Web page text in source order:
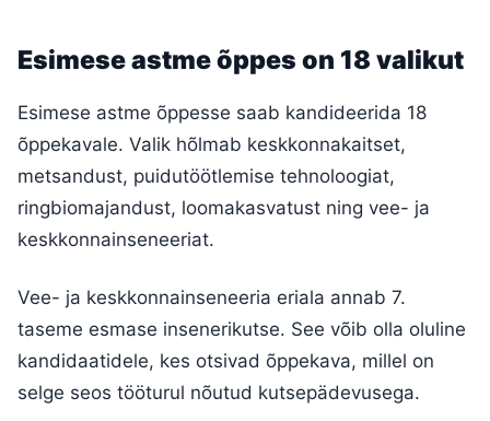
Esimese astme õppes on 18 valikut
Esimese astme õppesse saab kandideerida 18
õppekavale. Valik hõlmab keskkonnakaitset,
metsandust, puidutöötlemise tehnoloogiat,
ringbiomajandust, loomakasvatust ning vee- ja
keskkonnainseneeriat.
Vee- ja keskkonnainseneeria eriala annab 7.
taseme esmase insenerikutse. See võib olla oluline
kandidaatidele, kes otsivad õppekava, millel on
selge seos tööturul nõutud kutsepädevusega.